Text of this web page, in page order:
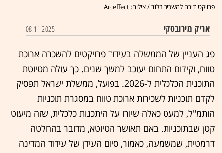
פרויקט דירה להשכיר בלוד / צילום: Arceffect
אריק מירובסקי 08.11.2025
פג העניין של הממשלה בעידוד פרויקטים להשכרה ארוכת
טווח, וקידום התחום יעוכב למשך שנים. כך עולה מטיוטת
התוכנית הכלכלית ל-2026. בפועל, ממשלת ישראל תפסיק
לקדם תוכניות לשכירות ארוכת טווח במסגרת תוכניות
הותמ"ל, למעט כאלה שיורו על היתכנות כלכלית, שזה מיעוט
קטן שבתוכניות. באם תאושר הטיוטא, מדובר בהחלטה
דרמטית, שמשמעה, כאמור, סיום העידן של עידוד המדינה